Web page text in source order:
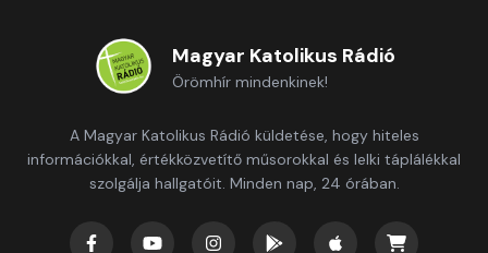
Magyar Katolikus Rádió
Örömhír mindenkinek!
A Magyar Katolikus Rádió küldetése, hogy hiteles
információkkal, értékközvetítő műsorokkal és lelki táplálékkal
szolgálja hallgatóit. Minden nap, 24 órában.